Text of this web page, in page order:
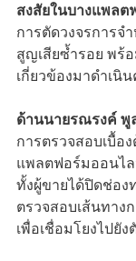
สงสัยในบางแพล
การตัดวงจรการจ
สูญเสียซ้ำรอย พร้
เกี่ยวข้องมาดำเนิ
ด้านนายรณรงค์ พู
การตรวจสอบเบื้อ
แพลตฟอร์มออนไ
ทั้งผู้ขายได้ปิดช่อง
ตรวจสอบเส้นทาง
เพื่อเชื่อมโยงไปยั